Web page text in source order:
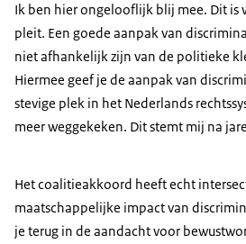
Ik ben hier ongelooflijk blij mee. Dit is
pleit. Een goede aanpak van
niet afhankelijk zijn van de politieke
Hiermee geef je de aanpak van
stevige plek in het Nederlands
meer weggekeken. Dit stemt mij na
Het coalitieakkoord heeft echt
maatschappelijke impact van
je terug in de aandacht voor